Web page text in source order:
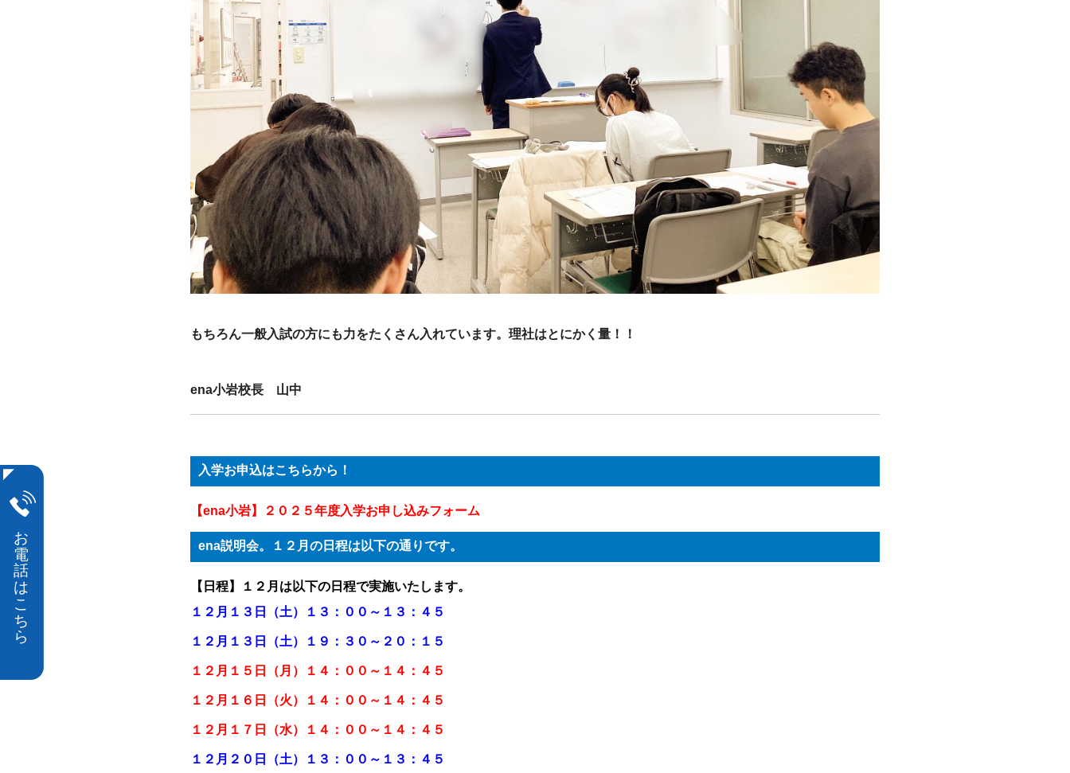
もちろん一般入試の方にも力をたくさん入れています。理社はとにかく量！！
ena小岩校長 山中
入学お申込はこちらから！
【ena小岩】２０２５年度入学お申し込みフォーム
ena説明会。１２月の日程は以下の通りです。
【日程】１２月は以下の日程で実施いたします。
１２ 月１３日（土）１３：００～１３：４５
１２ 月１３日（土）１９：３０～２０：１５
１２月１５日（月）１４：００～１４：４５
１２月１６日（火）１４：００～１４：４５
１２月１７日（水）１４：００～１４：４５
１２ 月２０日（土）１３：００～１３：４５